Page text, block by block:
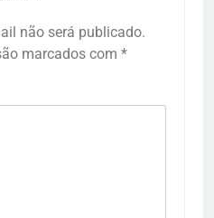
não será publicado.
marcados com *